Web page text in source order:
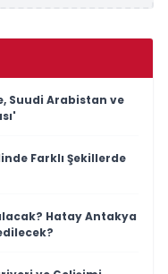
Suudi Arabistan ve
Farklı Şekillerde
Hatay Antakya